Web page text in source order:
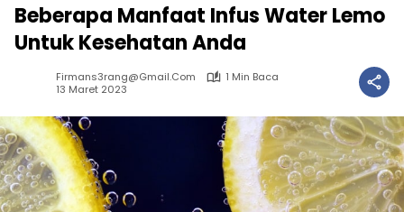
Beberapa Manfaat Infus Water Lemo
Untuk Kesehatan Anda
Firmans3rang@gmail.com
1 Min Baca
13 Maret 2023